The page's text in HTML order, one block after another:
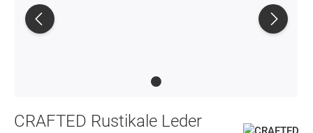
CRAFTED Rustikale Leder